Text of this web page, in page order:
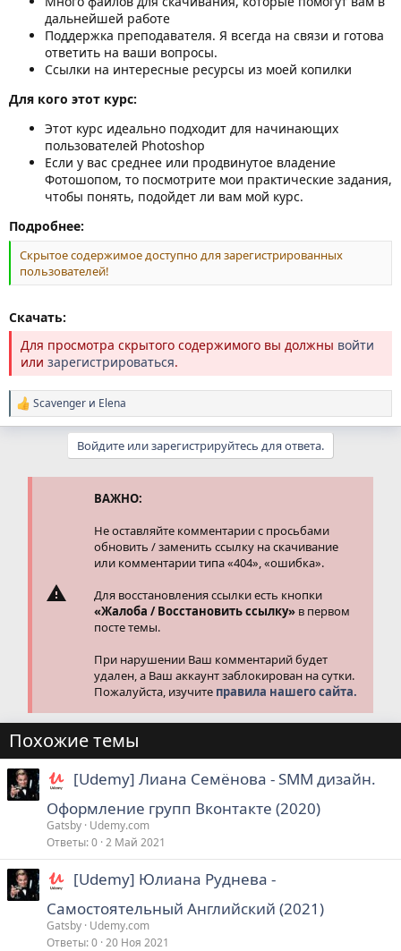
дальнейшей работе
Поддержка преподавателя. Я всегда на связи и готова
ответить на ваши вопросы.
Ссылки на интересные ресурсы из моей копилки
Для кого этот курс:
Этот курс идеально подходит для начинающих
пользователей Photoshop
Если у вас среднее или продвинутое владение
Фотошопом, то посмотрите мои практические задания,
чтобы понять, подойдет ли вам мой курс.
Подробнее:
Скрытое содержимое доступно для зарегистрированных
пользователей!
Скачать:
Для просмотра скрытого содержимого вы должны войти
или зарегистрироваться.
Р
е
Scavenger и Elena
Войдите или зарегистрируйтесь для ответа.
ВАЖНО:
Не оставляйте комментарии с просьбами
обновить / заменить ссылку на скачивание
или комментарии типа «404», «ошибка».
Для восстановления ссылки есть кнопки
«Жалоба / Восстановить ссылку» в первом
посте темы.
При нарушении Ваш комментарий будет
удален, а Ваш аккаунт заблокирован на сутки.
Пожалуйста, изучите правила нашего сайта.
Похожие темы
[Udemy] Лиана Семёнова - SMM дизайн.
Оформление групп Вконтакте (2020)
Gatsby Udemy.com
Ответы 0 2 Май 2021
[Udemy] Юлиана Руднева -
Самостоятельный Английский (2021)
Gatsby Udemy.com
Ответы 0 20 Ноя 2021